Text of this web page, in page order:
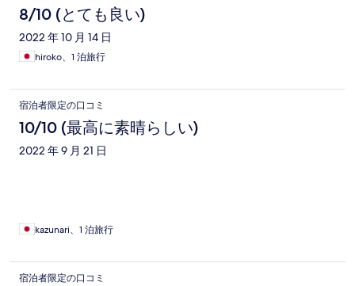
8/10 (とても良い)
2022 年 10 月 14 日
hiroko、1 泊旅行
宿泊者限定の口コミ
10/10 (最高に素晴らしい)
2022 年 9 月 21 日
kazunari、1 泊旅行
宿泊者限定の口コミ